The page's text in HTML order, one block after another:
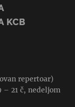
KCB
repertoar)
21 č, nedeljom